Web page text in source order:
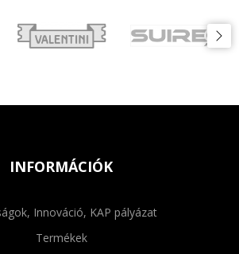
INFORMÁCIÓK
Innováció, KAP pályázat
Termékek